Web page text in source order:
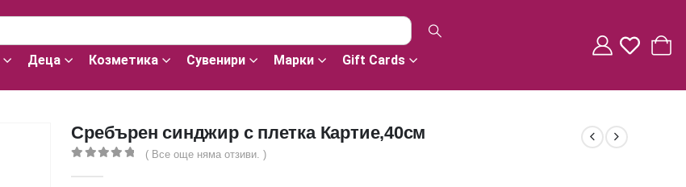
Деца Козметика Сувенири Марки Gift Cards
Сребърен синджир с плетка Картие,40см
( Все още няма отзиви. )